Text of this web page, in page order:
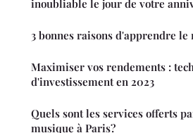
inoubliable le jour de votre
3 bonnes raisons d'apprendre le
Maximiser vos rendements :
d'investissement en 2023
Quels sont les services offerts
musique à Paris?